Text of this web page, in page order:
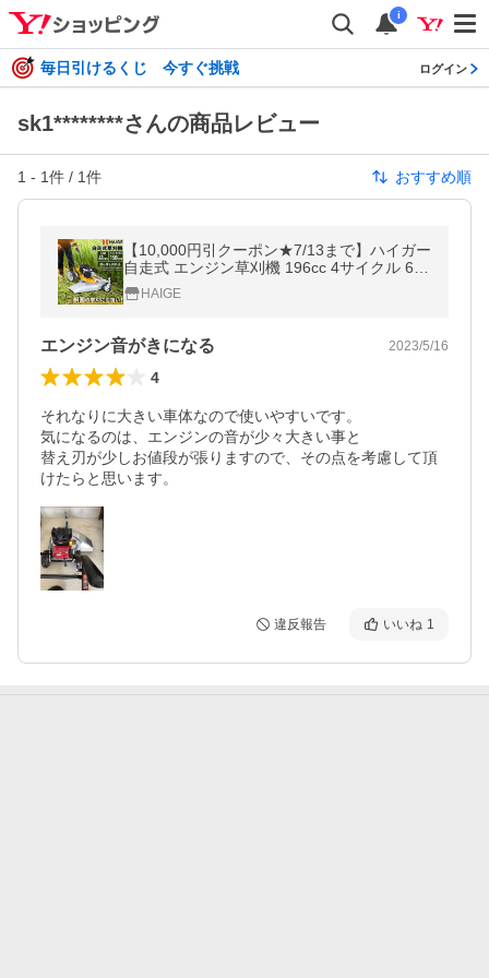
i
毎日引けるくじ 今すぐ挑戦 ログイン
sk1********さんの商品レビュー
1 - 1件 / 1件 おすすめ順
【10,000円引クーポン★7/13まで】ハイガー
自走式 エンジン草刈機 196cc 4サイクル 6馬
力 歩行型 刈払機 横排出 HG-CK165B 1年保
証 HAIGE
エンジン音がきになる 2023/5/16
4
それなりに大きい車体なので使いやすいです。
気になるのは、エンジンの音が少々大きい事と
替え刃が少しお値段が張りますので、その点を考慮して頂
けたらと思います。
違反報告 いいね 1